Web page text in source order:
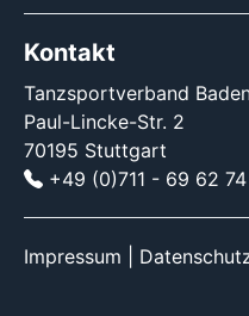
Kontakt
Tanzsportverband
Paul-Lincke-Str. 2
70195 Stuttgart
+49 (0)711 - 69 62 74
Impressum